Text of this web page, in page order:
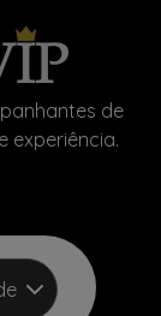
de
experiência.